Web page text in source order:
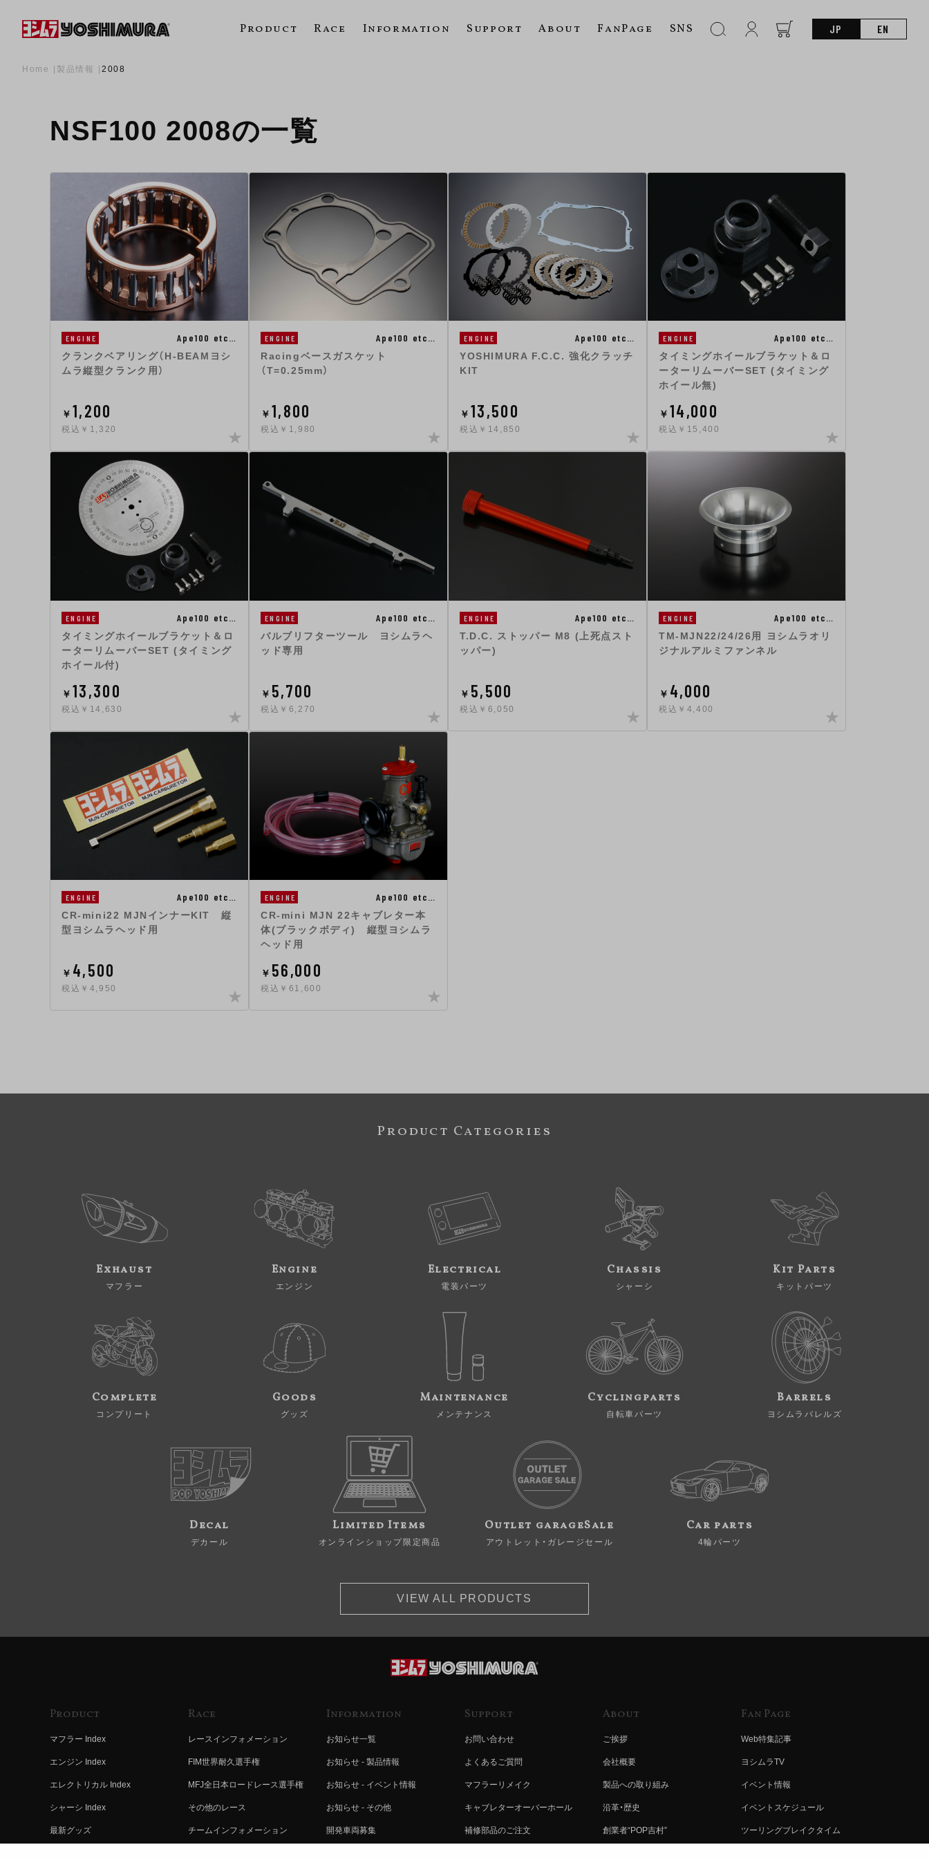
Product Race Information Support About FanPage SNS JP EN
Home 製品情報 2008
NSF100 2008の一覧
ENGINE Ape100 etc…
クランクベアリング（H-BEAMヨシ
ムラ縦型クランク用）
￥ 1,200
税込￥1,320
ENGINE Ape100 etc…
Racingベースガスケット
（T=0.25mm）
￥ 1,800
税込￥1,980
ENGINE Ape100 etc…
YOSHIMURA F.C.C. 強化クラッチ
KIT
￥ 13,500
税込￥14,850
ENGINE Ape100 etc…
タイミングホイールブラケット＆ロ
ーターリムーバーSET (タイミング
ホイール無)
￥ 14,000
税込￥15,400
ENGINE Ape100 etc…
タイミングホイールブラケット＆ロ
ーターリムーバーSET (タイミング
ホイール付)
￥ 13,300
税込￥14,630
ENGINE Ape100 etc…
バルブリフターツール ヨシムラヘ
ッド専用
￥ 5,700
税込￥6,270
ENGINE Ape100 etc…
T.D.C. ストッパー M8 (上死点スト
ッパー)
￥ 5,500
税込￥6,050
ENGINE Ape100 etc…
TM-MJN22/24/26用 ヨシムラオリ
ジナルアルミファンネル
￥ 4,000
税込￥4,400
ENGINE Ape100 etc…
CR-mini22 MJNインナーKIT 縦
型ヨシムラヘッド用
￥ 4,500
税込￥4,950
ENGINE Ape100 etc…
CR-mini MJN 22キャブレター本
体(ブラックボディ) 縦型ヨシムラ
ヘッド用
￥ 56,000
税込￥61,600
Product Categories
Exhaust
マフラー
Engine
エンジン
Electrical
電装パーツ
Chassis
シャーシ
Kit Parts
キットパーツ
Complete
コンプリート
Goods
グッズ
Maintenance
メンテナンス
Cyclingparts
自転車パーツ
Barrels
ヨシムラバレルズ
Decal
デカール
Limited Items
オンラインショップ限定商品
Outlet garageSale
アウトレット・ガレージセール
Car parts
4輪パーツ
VIEW ALL PRODUCTS
Product
マフラー Index
エンジン Index
エレクトリカル Index
シャーシ Index
最新グッズ
Race
レースインフォメーション
FIM世界耐久選手権
MFJ全日本ロードレース選手権
その他のレース
チームインフォメーション
Information
お知らせ一覧
お知らせ - 製品情報
お知らせ - イベント情報
お知らせ - その他
開発車両募集
Support
お問い合わせ
よくあるご質問
マフラーリメイク
キャブレターオーバーホール
補修部品のご注文
About
ご挨拶
会社概要
製品への取り組み
沿革・歴史
創業者“POP吉村”
Fan Page
Web特集記事
ヨシムラTV
イベント情報
イベントスケジュール
ツーリングブレイクタイム